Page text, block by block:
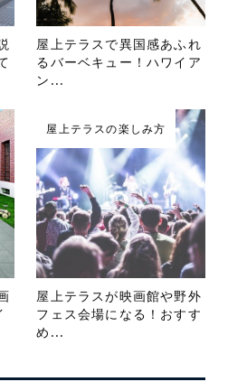
屋上テラスで異国感あふれ
るバーベキュー！ハワイア
ン...
屋上テラスの楽しみ方
屋上テラスが映画館や野外
フェス会場になる！おすす
め...